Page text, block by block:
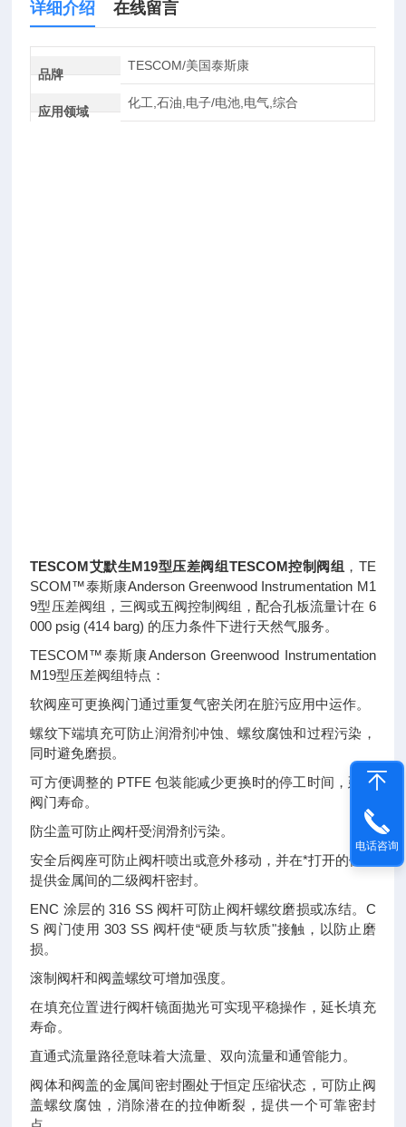
详细介绍 在线留言
品牌
TESCOM/美国泰斯康
应用领域
化工,石油,电子/电池,电气,综合
TESCOM艾默生M19型压差阀组TESCOM控制阀组 ，TE
SCOM™泰斯康Anderson Greenwood Instrumentation M1
9型压差阀组，三阀或五阀控制阀组，配合孔板流量计在 6
000 psig (414 barg) 的压力条件下进行天然气服务。
TESCOM™泰斯康Anderson Greenwood Instrumentation
M19型压差阀组特点：
软阀座可更换阀门通过重复气密关闭在脏污应用中运作。
螺纹下端填充可防止润滑剂冲蚀、螺纹腐蚀和过程污染，
同时避免磨损。
可方便调整的 PTFE 包装能减少更换时的停工时间，延长
阀门寿命。
防尘盖可防止阀杆受润滑剂污染。
安全后阀座可防止阀杆喷出或意外移动，并在*打开的位置
提供金属间的二级阀杆密封。
ENC 涂层的 316 SS 阀杆可防止阀杆螺纹磨损或冻结。C
S 阀门使用 303 SS 阀杆使“硬质与软质"接触，以防止磨
损。
滚制阀杆和阀盖螺纹可增加强度。
在填充位置进行阀杆镜面抛光可实现平稳操作，延长填充
寿命。
直通式流量路径意味着大流量、双向流量和通管能力。
阀体和阀盖的金属间密封圈处于恒定压缩状态，可防止阀
盖螺纹腐蚀，消除潜在的拉伸断裂，提供一个可靠密封
电话咨询